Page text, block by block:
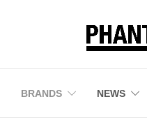
BRANDS NEWS